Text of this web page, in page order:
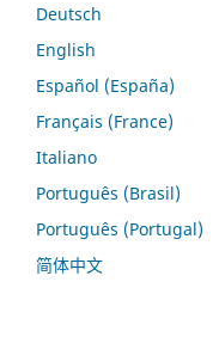
Deutsch
English
Español (España)
Français (France)
Italiano
Português (Brasil)
Português (Portugal)
简体中文